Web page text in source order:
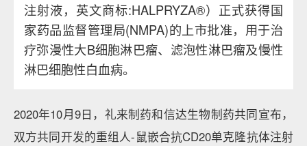
注射液，英文商标:HALPRYZA®）正式获得国
家药品监督管理局(NMPA)的上市批准，用于治
疗弥漫性大B细胞淋巴瘤、滤泡性淋巴瘤及慢性
淋巴细胞性白血病。
2020年10月9日，礼来制药和信达生物制药共同宣布，
双方共同开发的重组人-鼠嵌合抗CD20单克隆抗体注射